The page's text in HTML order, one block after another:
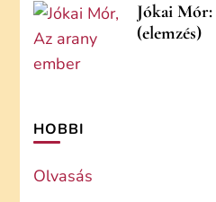
Jókai
(elemzés)
HOBBI
Olvasás